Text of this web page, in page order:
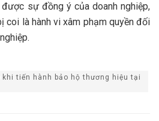
sự đồng ý của doanh nghiệp,
coi là hành vi xâm phạm quyền đối
tiến hành bảo hộ thương hiệu tại